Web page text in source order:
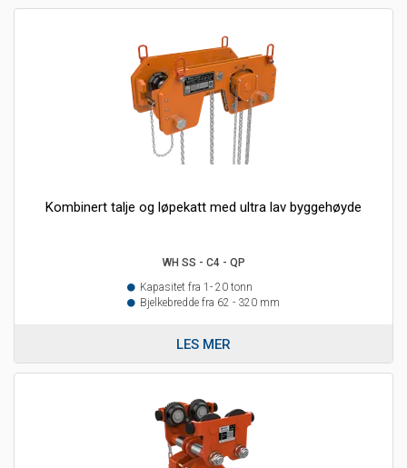
Kombinert talje og løpekatt med ultra lav byggehøyde
WH SS - C4 - QP
Kapasitet fra 1- 20 tonn
Bjelkebredde fra 62 - 320 mm
LES MER